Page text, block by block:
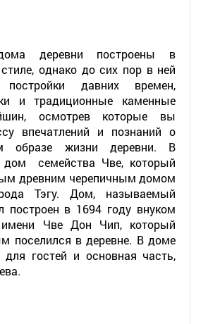
деревни построены в
однако до сих пор в ней
постройки давних времен,
и традиционные каменные
осмотрев которые вы
впечатлений и познаний о
образе жизни деревни. В
дом семейства Чве, который
древним черепичным домом
Тэгу. Дом, называемый
построен в 1694 году внуком
имени Чве Дон Чип, который
поселился в деревне. В доме
для гостей и основная часть,